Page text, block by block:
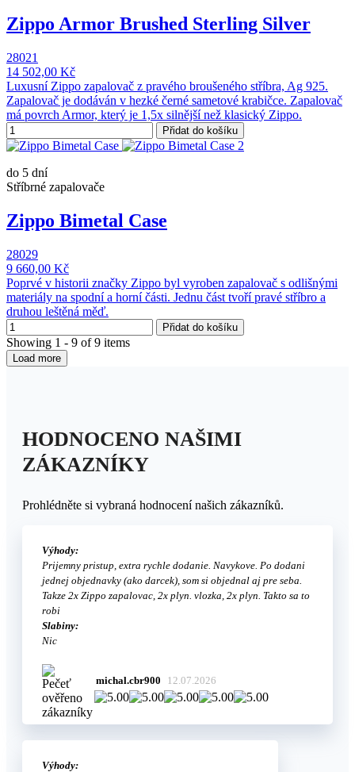
Zippo Armor Brushed Sterling Silver
28021
14 502,00 Kč
Luxusní Zippo zapalovač z pravého broušeného stříbra, Ag 925.
Zapalovač je dodáván v hezké černé sametové krabičce. Zapalovač
má povrch Armor, který je 1,5x silnější než klasický Zippo.
Přidat do košíku
do 5 dní
Stříbrné zapalovače
Zippo Bimetal Case
28029
9 660,00 Kč
Poprvé v historii značky Zippo byl vyroben zapalovač s odlišnými
materiály na spodní a horní části. Jednu část tvoří pravé stříbro a
druhou leštěná měď.
Přidat do košíku
Showing 1 - 9 of 9 items
Load more
HODNOCENO NAŠIMI
ZÁKAZNÍKY
Prohlédněte si vybraná hodnocení našich zákazníků.
Výhody:
Prijemny pristup, extra rychle dodanie. Navykove. Po dodani
jednej objednavky (ako darcek), som si objednal aj pre seba.
Takze 2x Zippo zapalovac, 2x plyn. vlozka, 2x plyn. Takto sa to
robi
Slabiny:
Nic
michal.cbr900 12.07.2026
Výhody: